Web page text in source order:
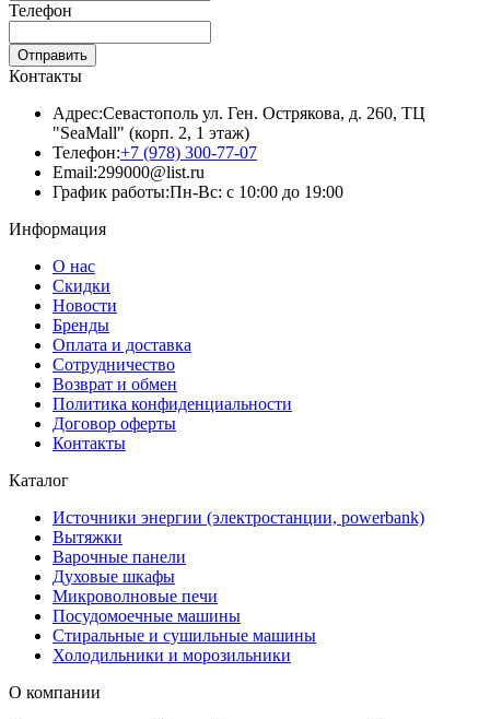
Телефон
Отправить
Контакты
Адрес:Севастополь ул. Ген. Острякова, д. 260, ТЦ
"SeaMall" (корп. 2, 1 этаж)
Телефон:+7 (978) 300-77-07
Email:299000@list.ru
График работы:Пн-Вс: с 10:00 до 19:00
Информация
О нас
Скидки
Новости
Бренды
Оплата и доставка
Сотрудничество
Возврат и обмен
Политика конфиденциальности
Договор оферты
Контакты
Каталог
Источники энергии (электростанции, powerbank)
Вытяжки
Варочные панели
Духовые шкафы
Микроволновые печи
Посудомоечные машины
Стиральные и сушильные машины
Холодильники и морозильники
О компании